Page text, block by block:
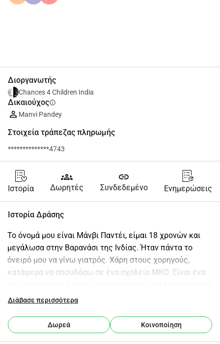
Διοργανωτής
Chances 4 Children India
Δικαιούχοςinfo
Manvi Pandey
Στοιχεία τράπεζας πληρωμής
**************4743
Ιστορία
groups
Δωρητές
link
Συνδεδεμένο Ενημερώσεις
Ιστορία Δράσης
Το όνομά μου είναι Μάνβι Παντέι, είμαι 18 χρονών και
μεγάλωσα στην Βαρανάσι της Ινδίας. Ήταν πάντα το
όνειρό μου να γίνω γιατρός. Χάρη στους χορηγούς,
κατάφερα να σπουδάσω σε ένα σχολείο ΜΚΟ. Είναι ένα
σε παιδιά με περιορισμένες δυνατότητες. Αυτό το
προετοιμάστηκα για τις εξετάσεις εισαγωγής στην
ιατρική στην Ινδία, όπου και πήρα έγκριση για μια
Διάβασε περισσότερα
Δωρεά Κοινοποίηση